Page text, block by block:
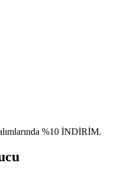
%10 İNDİRİM.